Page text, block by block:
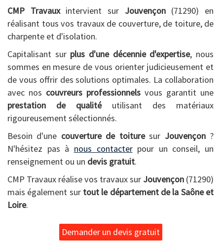
CMP Travauxintervient sur Jouvençon(71290) en
réalisant tous vos travaux de couverture, de toiture, de
charpente et d'isolation.
Capitalisant sur plus d'une décennie d'expertise, nous
sommes en mesure de vous orienter judicieusement et
de vous offrir des solutions optimales. La collaboration
avec nos couvreurs professionnels vous garantit une
prestation de qualitéutilisant des matériaux
rigoureusement sélectionnés.
Besoin d'une couverture de toituresur Jouvençon?
N'hésitez pas à nous contacterpour un conseil, un
renseignement ou un devis gratuit.
CMP Travaux réalise vos travaux sur Jouvençon (71290)
mais également sur tout le département de la Saône et
Loire.
Demander un devis gratuit